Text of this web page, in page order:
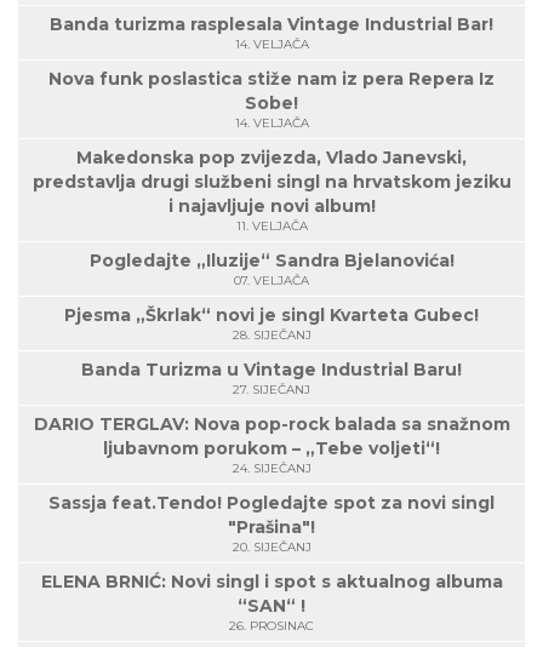
Banda turizma rasplesala Vintage Industrial Bar!
14. VELJAČA
Nova funk poslastica stiže nam iz pera Repera Iz
Sobe!
14. VELJAČA
Makedonska pop zvijezda, Vlado Janevski,
predstavlja drugi službeni singl na hrvatskom jeziku
i najavljuje novi album!
11. VELJAČA
Pogledajte „Iluzije“ Sandra Bjelanovića!
07. VELJAČA
Pjesma „Škrlak“ novi je singl Kvarteta Gubec!
28. SIJEČANJ
Banda Turizma u Vintage Industrial Baru!
27. SIJEČANJ
DARIO TERGLAV: Nova pop-rock balada sa snažnom
ljubavnom porukom – „Tebe voljeti“!
24. SIJEČANJ
Sassja feat.Tendo! Pogledajte spot za novi singl
"Prašina"!
20. SIJEČANJ
ELENA BRNIĆ: Novi singl i spot s aktualnog albuma
“SAN“ !
26. PROSINAC